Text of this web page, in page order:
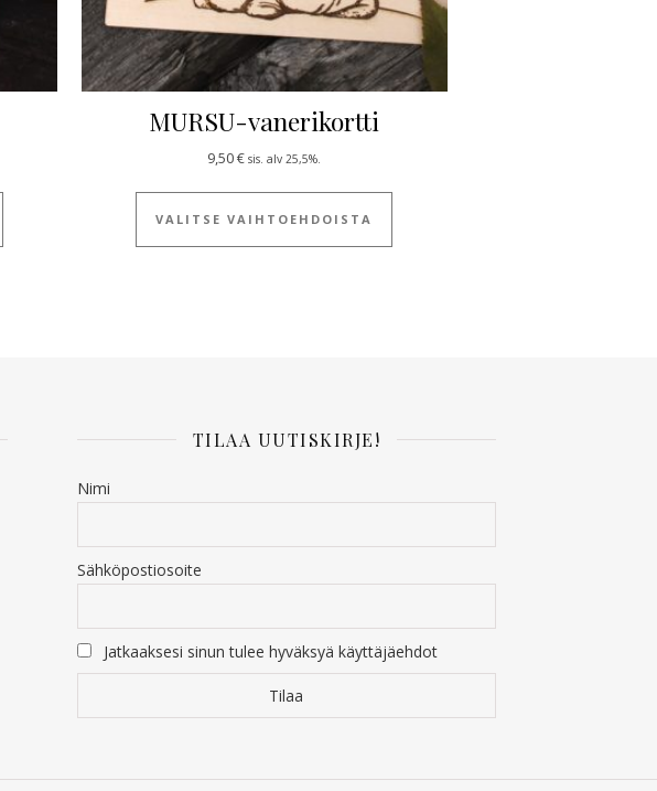
Tällä tuotteella on useampi muunnelma. Voit tehdä valinnat tuotteen sivulla.
MURSU-vanerikortti
9,50€ sis. alv 25,5%.
VALITSE VAIHTOEHDOISTA
Tällä tuotteella on useampi
TILAA UUTISKIRJE!
Nimi
Sähköpostiosoite
Jatkaaksesi sinun tulee hyväksyä käyttäjäehdot